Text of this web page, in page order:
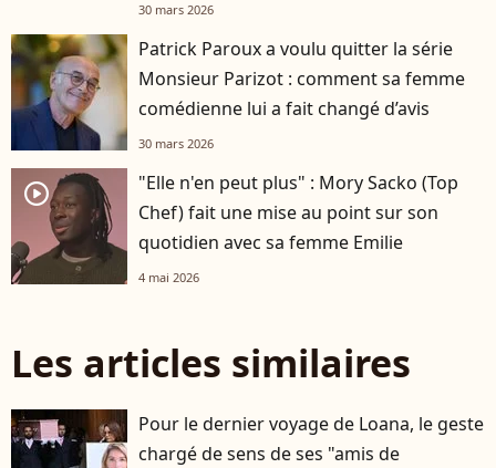
30 mars 2026
Patrick Paroux a voulu quitter la série
Monsieur Parizot : comment sa femme
comédienne lui a fait changé d’avis
30 mars 2026
player2
"Elle n'en peut plus" : Mory Sacko (Top
Chef) fait une mise au point sur son
quotidien avec sa femme Emilie
4 mai 2026
Les articles similaires
Pour le dernier voyage de Loana, le geste
chargé de sens de ses "amis de